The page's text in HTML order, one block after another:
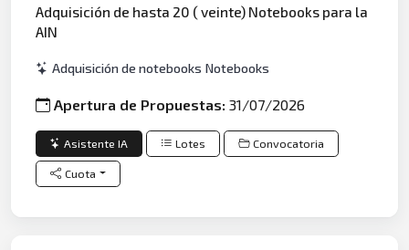
Adquisición de hasta 20 ( veinte) Notebooks para la
AIN
Adquisición de notebooks Notebooks
Apertura de Propuestas:31/07/2026
Asistente IA Lotes Convocatoria
Cuota